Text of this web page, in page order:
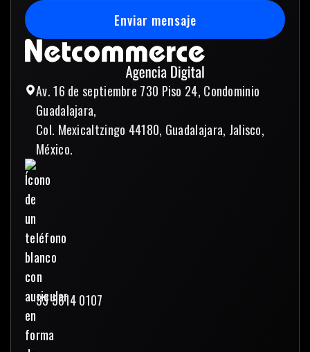
Av. 16 de septiembre 730 Piso 24, Condominio
Guadalajara,
Col. Mexicaltzingo 44180, Guadalajara, Jalisco,
México.
33 3614 0107
Enviar mensaje
Enviar mensaje